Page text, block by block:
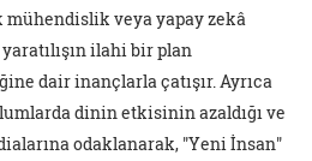
mühendislik veya yapay zekâ
ilahi bir plan
dair inançlarla çatışır. Ayrıca
dinin etkisinin azaldığı ve
odaklanarak, "Yeni İnsan"